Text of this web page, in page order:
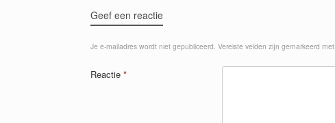
Geef een reactie
Je e-mailadres wordt niet gepubliceerd. Vereiste velden zijn gemarkeerd met
Reactie *